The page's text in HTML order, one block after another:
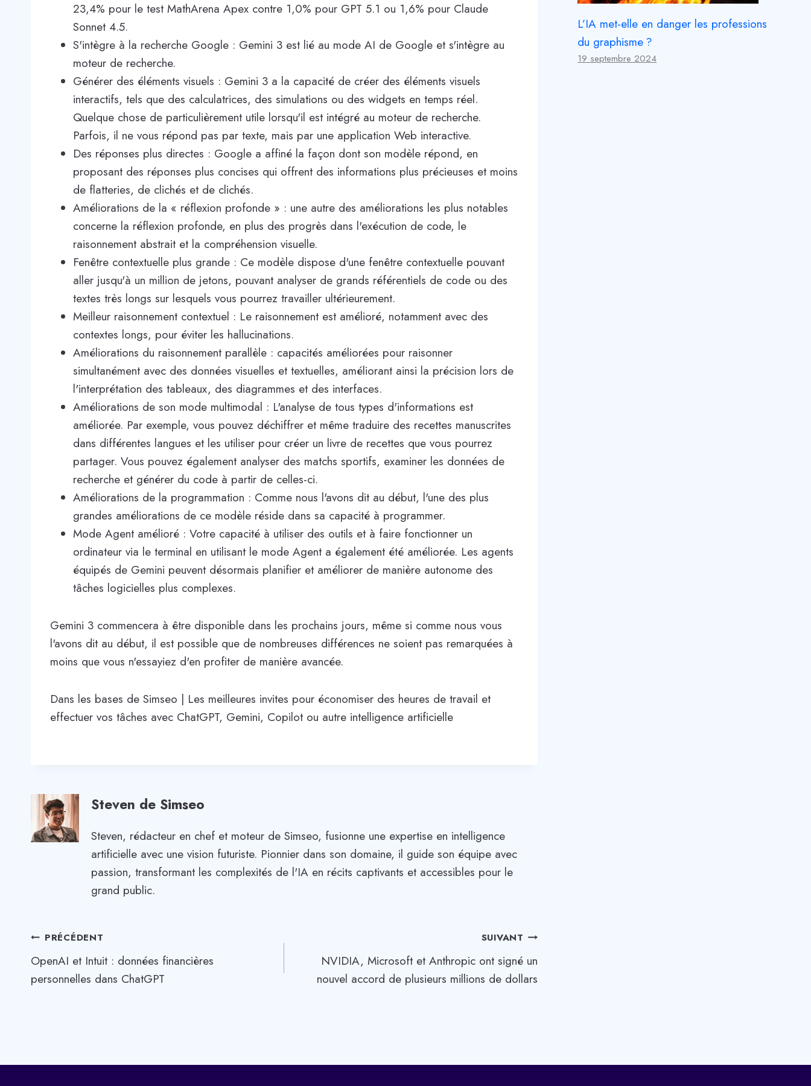
23,4% pour le test MathArena Apex contre 1,0% pour GPT 5.1 ou 1,6% pour Claude
Sonnet 4.5.
S'intègre à la recherche Google : Gemini 3 est lié au mode AI de Google et s'intègre au
moteur de recherche.
Générer des éléments visuels : Gemini 3 a la capacité de créer des éléments visuels
interactifs, tels que des calculatrices, des simulations ou des widgets en temps réel.
Quelque chose de particulièrement utile lorsqu'il est intégré au moteur de recherche.
Parfois, il ne vous répond pas par texte, mais par une application Web interactive.
Des réponses plus directes : Google a affiné la façon dont son modèle répond, en
proposant des réponses plus concises qui offrent des informations plus précieuses et moins
de flatteries, de clichés et de clichés.
Améliorations de la « réflexion profonde » : une autre des améliorations les plus notables
concerne la réflexion profonde, en plus des progrès dans l'exécution de code, le
raisonnement abstrait et la compréhension visuelle.
Fenêtre contextuelle plus grande : Ce modèle dispose d'une fenêtre contextuelle pouvant
aller jusqu'à un million de jetons, pouvant analyser de grands référentiels de code ou des
textes très longs sur lesquels vous pourrez travailler ultérieurement.
Meilleur raisonnement contextuel : Le raisonnement est amélioré, notamment avec des
contextes longs, pour éviter les hallucinations.
Améliorations du raisonnement parallèle : capacités améliorées pour raisonner
simultanément avec des données visuelles et textuelles, améliorant ainsi la précision lors de
l'interprétation des tableaux, des diagrammes et des interfaces.
Améliorations de son mode multimodal : L'analyse de tous types d'informations est
améliorée. Par exemple, vous pouvez déchiffrer et même traduire des recettes manuscrites
dans différentes langues et les utiliser pour créer un livre de recettes que vous pourrez
partager. Vous pouvez également analyser des matchs sportifs, examiner les données de
recherche et générer du code à partir de celles-ci.
Améliorations de la programmation : Comme nous l'avons dit au début, l'une des plus
grandes améliorations de ce modèle réside dans sa capacité à programmer.
Mode Agent amélioré : Votre capacité à utiliser des outils et à faire fonctionner un
ordinateur via le terminal en utilisant le mode Agent a également été améliorée. Les agents
équipés de Gemini peuvent désormais planifier et améliorer de manière autonome des
tâches logicielles plus complexes.
Gemini 3 commencera à être disponible dans les prochains jours, même si comme nous vous
l'avons dit au début, il est possible que de nombreuses différences ne soient pas remarquées à
moins que vous n'essayiez d'en profiter de manière avancée.
Dans les bases de Simseo | Les meilleures invites pour économiser des heures de travail et
effectuer vos tâches avec ChatGPT, Gemini, Copilot ou autre intelligence artificielle
Steven de Simseo
Steven, rédacteur en chef et moteur de Simseo, fusionne une expertise en intelligence
artificielle avec une vision futuriste. Pionnier dans son domaine, il guide son équipe avec
passion, transformant les complexités de l'IA en récits captivants et accessibles pour le
grand public.
Navigation
de
l’article
PRÉCÉDENT
OpenAI et Intuit : données financières
personnelles dans ChatGPT
SUIVANT
NVIDIA, Microsoft et Anthropic ont signé un
nouvel accord de plusieurs millions de dollars
L’IA met-elle en danger les professions
du graphisme ?
19 septembre 2024